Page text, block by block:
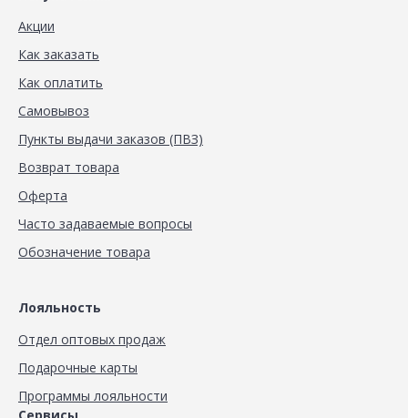
Акции
Как заказать
Как оплатить
Самовывоз
Пункты выдачи заказов (ПВЗ)
Возврат товара
Оферта
Часто задаваемые вопросы
Обозначение товара
Лояльность
Отдел оптовых продаж
Подарочные карты
Программы лояльности